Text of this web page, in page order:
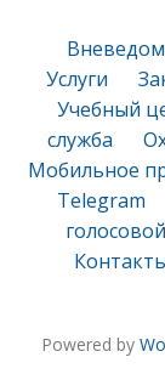
Услуги
Учебный
служба
Мобильное
Telegram
Powered by